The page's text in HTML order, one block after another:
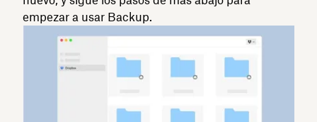
empezar a usar Backup.